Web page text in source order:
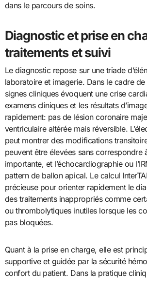
dans le parcours de soins.
Diagnostic et prise en
traitements et suivi
Le diagnostic repose sur une triade d’éléments: clinique,
laboratoire et imagerie. Dans le cadre
signes cliniques évoquent une crise
examens cliniques et les résultats
rapidement: pas de lésion coronaire
ventriculaire altérée mais réversible.
peut montrer des modifications
peuvent être élevées sans correspondre
importante, et l’échocardiographie ou
pattern de ballon apical. Le calcul
précieuse pour orienter rapidement le
des traitements inappropriés comme
ou thrombolytiques inutiles lorsque les
pas bloquées.
Quant à la prise en charge, elle est
supportive et guidée par la sécurité
confort du patient. Dans la pratique